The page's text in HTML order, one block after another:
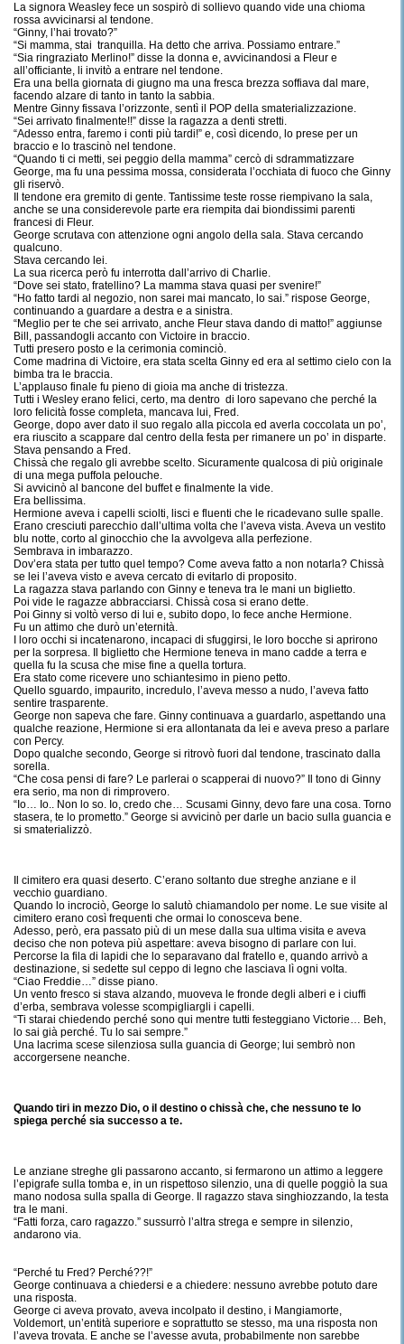
La signora Weasley fece un sospirò di sollievo quando vide una chioma
rossa avvicinarsi al tendone.
“Ginny, l’hai trovato?”
“Si mamma, stai tranquilla. Ha detto che arriva. Possiamo entrare.”
“Sia ringraziato Merlino!” disse la donna e, avvicinandosi a Fleur e
all’officiante, li invitò a entrare nel tendone.
Era una bella giornata di giugno ma una fresca brezza soffiava dal mare,
facendo alzare di tanto in tanto la sabbia.
Mentre Ginny fissava l’orizzonte, sentì il POP della smaterializzazione.
“Sei arrivato finalmente!!” disse la ragazza a denti stretti.
“Adesso entra, faremo i conti più tardi!” e, così dicendo, lo prese per un
braccio e lo trascinò nel tendone.
“Quando ti ci metti, sei peggio della mamma” cercò di sdrammatizzare
George, ma fu una pessima mossa, considerata l’occhiata di fuoco che Ginny
gli riservò.
Il tendone era gremito di gente. Tantissime teste rosse riempivano la sala,
anche se una considerevole parte era riempita dai biondissimi parenti
francesi di Fleur.
George scrutava con attenzione ogni angolo della sala. Stava cercando
qualcuno.
Stava cercando lei.
La sua ricerca però fu interrotta dall’arrivo di Charlie.
“Dove sei stato, fratellino? La mamma stava quasi per svenire!”
“Ho fatto tardi al negozio, non sarei mai mancato, lo sai.” rispose George,
continuando a guardare a destra e a sinistra.
“Meglio per te che sei arrivato, anche Fleur stava dando di matto!” aggiunse
Bill, passandogli accanto con Victoire in braccio.
Tutti presero posto e la cerimonia cominciò.
Come madrina di Victoire, era stata scelta Ginny ed era al settimo cielo con la
bimba tra le braccia.
L’applauso finale fu pieno di gioia ma anche di tristezza.
Tutti i Wesley erano felici, certo, ma dentro di loro sapevano che perché la
loro felicità fosse completa, mancava lui, Fred.
George, dopo aver dato il suo regalo alla piccola ed averla coccolata un po’,
era riuscito a scappare dal centro della festa per rimanere un po’ in disparte.
Stava pensando a Fred.
Chissà che regalo gli avrebbe scelto. Sicuramente qualcosa di più originale
di una mega puffola pelouche.
Si avvicinò al bancone del buffet e finalmente la vide.
Era bellissima.
Hermione aveva i capelli sciolti, lisci e fluenti che le ricadevano sulle spalle.
Erano cresciuti parecchio dall’ultima volta che l’aveva vista. Aveva un vestito
blu notte, corto al ginocchio che la avvolgeva alla perfezione.
Sembrava in imbarazzo.
Dov’era stata per tutto quel tempo? Come aveva fatto a non notarla? Chissà
se lei l’aveva visto e aveva cercato di evitarlo di proposito.
La ragazza stava parlando con Ginny e teneva tra le mani un biglietto.
Poi vide le ragazze abbracciarsi. Chissà cosa si erano dette.
Poi Ginny si voltò verso di lui e, subito dopo, lo fece anche Hermione.
Fu un attimo che durò un’eternità.
I loro occhi si incatenarono, incapaci di sfuggirsi, le loro bocche si aprirono
per la sorpresa. Il biglietto che Hermione teneva in mano cadde a terra e
quella fu la scusa che mise fine a quella tortura.
Era stato come ricevere uno schiantesimo in pieno petto.
Quello sguardo, impaurito, incredulo, l’aveva messo a nudo, l’aveva fatto
sentire trasparente.
George non sapeva che fare. Ginny continuava a guardarlo, aspettando una
qualche reazione, Hermione si era allontanata da lei e aveva preso a parlare
con Percy.
Dopo qualche secondo, George si ritrovò fuori dal tendone, trascinato dalla
sorella.
“Che cosa pensi di fare? Le parlerai o scapperai di nuovo?” Il tono di Ginny
era serio, ma non di rimprovero.
“Io… Io.. Non lo so. Io, credo che… Scusami Ginny, devo fare una cosa. Torno
stasera, te lo prometto.” George si avvicinò per darle un bacio sulla guancia e
si smaterializzò.
Il cimitero era quasi deserto. C’erano soltanto due streghe anziane e il
vecchio guardiano.
Quando lo incrociò, George lo salutò chiamandolo per nome. Le sue visite al
cimitero erano così frequenti che ormai lo conosceva bene.
Adesso, però, era passato più di un mese dalla sua ultima visita e aveva
deciso che non poteva più aspettare: aveva bisogno di parlare con lui.
Percorse la fila di lapidi che lo separavano dal fratello e, quando arrivò a
destinazione, si sedette sul ceppo di legno che lasciava lì ogni volta.
“Ciao Freddie…” disse piano.
Un vento fresco si stava alzando, muoveva le fronde degli alberi e i ciuffi
d’erba, sembrava volesse scompigliargli i capelli.
“Ti starai chiedendo perché sono qui mentre tutti festeggiano Victorie… Beh,
lo sai già perché. Tu lo sai sempre.”
Una lacrima scese silenziosa sulla guancia di George; lui sembrò non
accorgersene neanche.
Quando tiri in mezzo Dio, o il destino o chissà che, che nessuno te lo
spiega perché sia successo a te.
Le anziane streghe gli passarono accanto, si fermarono un attimo a leggere
l’epigrafe sulla tomba e, in un rispettoso silenzio, una di quelle poggiò la sua
mano nodosa sulla spalla di George. Il ragazzo stava singhiozzando, la testa
tra le mani.
“Fatti forza, caro ragazzo.” sussurrò l’altra strega e sempre in silenzio,
andarono via.
“Perché tu Fred? Perché??!”
George continuava a chiedersi e a chiedere: nessuno avrebbe potuto dare
una risposta.
George ci aveva provato, aveva incolpato il destino, i Mangiamorte,
Voldemort, un’entità superiore e soprattutto se stesso, ma una risposta non
l’aveva trovata. E anche se l’avesse avuta, probabilmente non sarebbe